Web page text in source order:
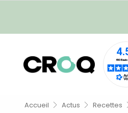
Accueil Actus Recettes